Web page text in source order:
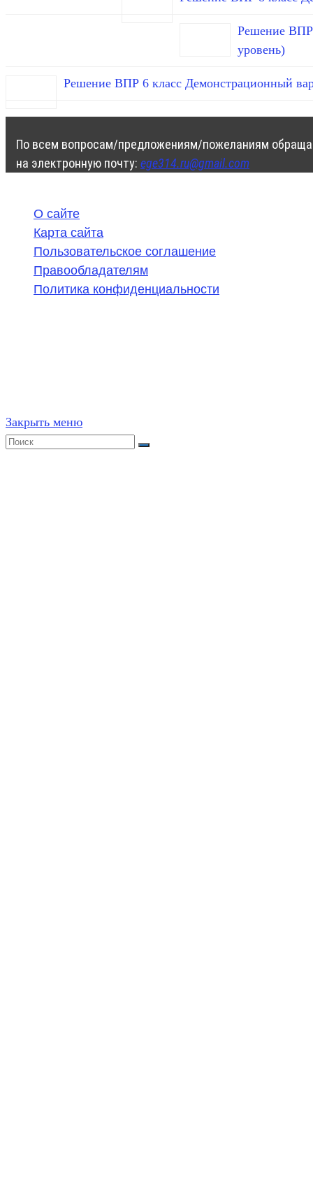
Решение ВПР
уровень)
Решение ВПР 6 класс Демонстрационный
По всем вопросам/предложениям/пожеланиям
на электронную почту: ege314.ru@gmail.com
О сайте
Карта сайта
Пользовательское соглашение
Правообладателям
Политика конфиденциальности
Закрыть меню